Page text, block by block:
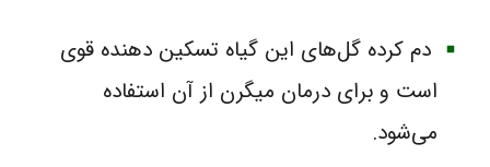
دم کرده گل‌های این گیاه تسکین دهنده قوی
است و برای درمان میگرن از آن استفاده
می‌شود.